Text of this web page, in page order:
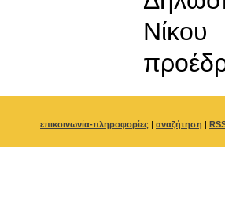
Νίκου
επικοινωνία-πληροφορίες | αναζήτηση |